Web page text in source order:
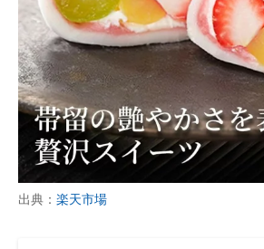
出典： 楽天市場